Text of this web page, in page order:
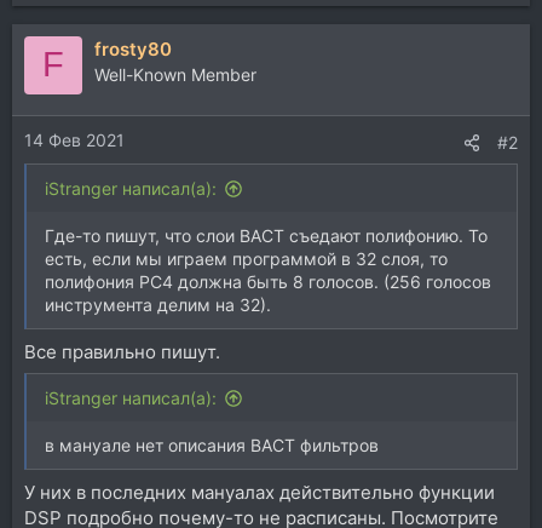
F frosty80
Well-Known Member
14 Фев 2021 #2
iStranger написал(а):
Где-то пишут, что слои ВАСТ съедают полифонию. То
есть, если мы играем программой в 32 слоя, то
полифония PC4 должна быть 8 голосов. (256 голосов
инструмента делим на 32).
Все правильно пишут.
iStranger написал(а):
в мануале нет описания ВАСТ фильтров
У них в последних мануалах действительно функции
DSP подробно почему-то не расписаны. Посмотрите